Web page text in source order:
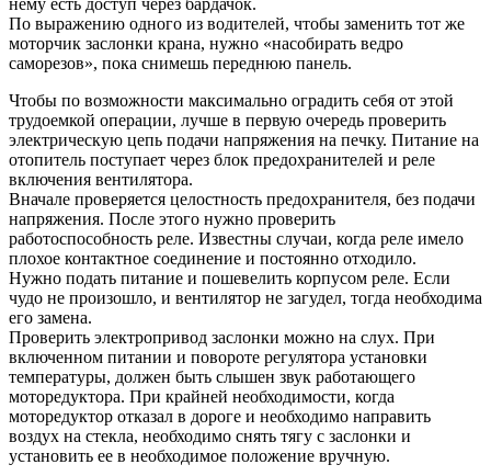
По выражению одного из водителей, чтобы заменить тот же
моторчик заслонки крана, нужно «насобирать ведро
саморезов», пока снимешь переднюю панель.
Чтобы по возможности максимально оградить себя от этой
трудоемкой операции, лучше в первую очередь проверить
электрическую цепь подачи напряжения на печку. Питание на
отопитель поступает через блок предохранителей и реле
включения вентилятора.
Вначале проверяется целостность предохранителя, без подачи
напряжения. После этого нужно проверить
работоспособность реле. Известны случаи, когда реле имело
плохое контактное соединение и постоянно отходило.
Нужно подать питание и пошевелить корпусом реле. Если
чудо не произошло, и вентилятор не загудел, тогда необходима
его замена.
Проверить электропривод заслонки можно на слух. При
включенном питании и повороте регулятора установки
температуры, должен быть слышен звук работающего
моторедуктора. При крайней необходимости, когда
моторедуктор отказал в дороге и необходимо направить
воздух на стекла, необходимо снять тягу с заслонки и
установить ее в необходимое положение вручную.